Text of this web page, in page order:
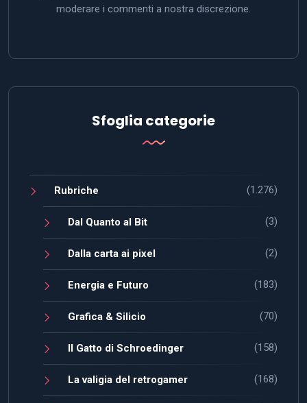
moderare i commenti a nostra discrezione.
Sfoglia categorie
Rubriche (1.276)
Dal Quanto al Bit (3)
Dalla carta ai pixel (2)
Energia e Futuro (183)
Grafica & Silicio (70)
Il Gatto di Schroedinger (158)
La valigia del retrogamer (168)